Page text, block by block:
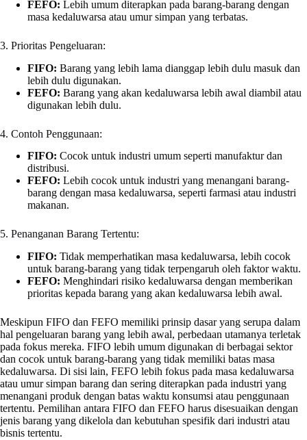
FEFO: Lebih umum diterapkan pada barang-barang dengan
masa kedaluwarsa atau umur simpan yang terbatas.
3. Prioritas Pengeluaran:
FIFO: Barang yang lebih lama dianggap lebih dulu masuk dan
lebih dulu digunakan.
FEFO: Barang yang akan kedaluwarsa lebih awal diambil atau
digunakan lebih dulu.
4. Contoh Penggunaan:
FIFO: Cocok untuk industri umum seperti manufaktur dan
distribusi.
FEFO: Lebih cocok untuk industri yang menangani barang-
barang dengan masa kedaluwarsa, seperti farmasi atau industri
makanan.
5. Penanganan Barang Tertentu:
FIFO: Tidak memperhatikan masa kedaluwarsa, lebih cocok
untuk barang-barang yang tidak terpengaruh oleh faktor waktu.
FEFO: Menghindari risiko kedaluwarsa dengan memberikan
prioritas kepada barang yang akan kedaluwarsa lebih awal.
Meskipun FIFO dan FEFO memiliki prinsip dasar yang serupa dalam
hal pengeluaran barang yang lebih awal, perbedaan utamanya terletak
pada fokus mereka. FIFO lebih umum digunakan di berbagai sektor
dan cocok untuk barang-barang yang tidak memiliki batas masa
kedaluwarsa. Di sisi lain, FEFO lebih fokus pada masa kedaluwarsa
atau umur simpan barang dan sering diterapkan pada industri yang
menangani produk dengan batas waktu konsumsi atau penggunaan
tertentu. Pemilihan antara FIFO dan FEFO harus disesuaikan dengan
jenis barang yang dikelola dan kebutuhan spesifik dari industri atau
bisnis tertentu.